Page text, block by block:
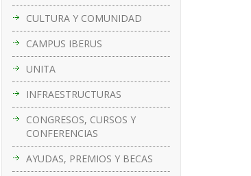
CULTURA Y COMUNIDAD
CAMPUS IBERUS
UNITA
INFRAESTRUCTURAS
CONGRESOS, CURSOS Y
CONFERENCIAS
AYUDAS, PREMIOS Y BECAS